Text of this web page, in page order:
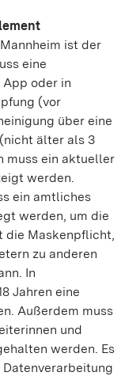
ist der
eine
oder in
(vor
über eine
älter als 3
muss ein aktueller
werden.
ein amtliches
werden, um die
die Maskenpflicht,
zu anderen
In
Jahren eine
Außerdem muss
und
werden. Es